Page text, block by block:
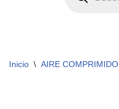
Inicio \ AIRE COMPRIMIDO